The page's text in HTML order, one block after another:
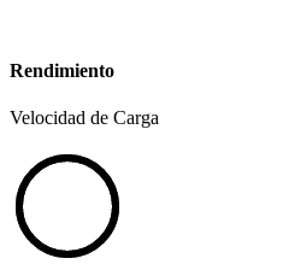
Rendimiento
Velocidad de Carga